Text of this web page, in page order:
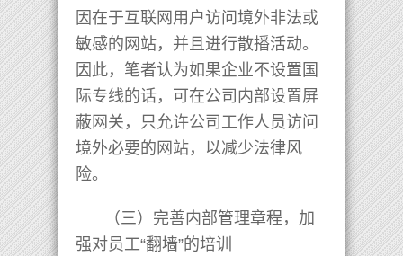
因在于互联网用户访问境外非法或
敏感的网站，并且进行散播活动。
因此，笔者认为如果企业不设置国
际专线的话，可在公司内部设置屏
蔽网关，只允许公司工作人员访问
境外必要的网站，以减少法律风
险。
（三）完善内部管理章程，加
强对员工“翻墙”的培训